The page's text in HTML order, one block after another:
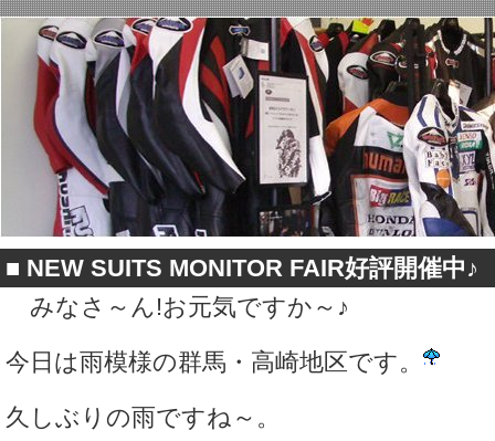
■ NEW SUITS MONITOR FAIR好評開催中♪
みなさ～ん!お元気ですか～♪
今日は雨模様の群馬・高崎地区です。
久しぶりの雨ですね～。